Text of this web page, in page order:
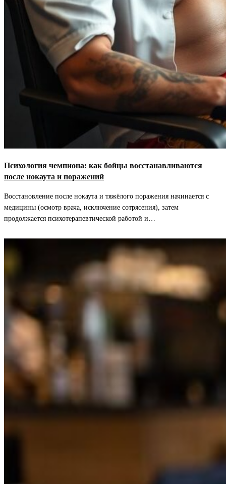
Психология чемпиона: как бойцы восстанавливаются
после нокаута и поражений
Восстановление после нокаута и тяжёлого поражения начинается с
медицины (осмотр врача, исключение сотрясения), затем
продолжается психотерапевтической работой и…